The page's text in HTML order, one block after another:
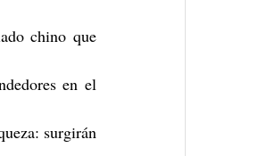
chino que
en el
surgirán